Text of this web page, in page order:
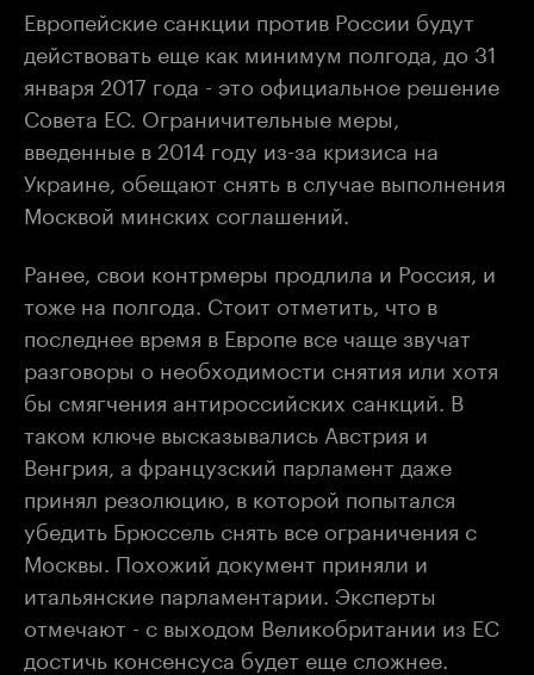
Европейские санкции против России будут
действовать еще как минимум полгода, до 31
января 2017 года - это официальное решение
Совета ЕС. Ограничительные меры,
введенные в 2014 году из-за кризиса на
Украине, обещают снять в случае выполнения
Москвой минских соглашений.
Ранее, свои контрмеры продлила и Россия, и
тоже на полгода. Стоит отметить, что в
последнее время в Европе все чаще звучат
разговоры о необходимости снятия или хотя
бы смягчения антироссийских санкций. В
таком ключе высказывались Австрия и
Венгрия, а французский парламент даже
принял резолюцию, в которой попытался
убедить Брюссель снять все ограничения с
Москвы. Похожий документ приняли и
итальянские парламентарии. Эксперты
отмечают - с выходом Великобритании из ЕС
достичь консенсуса будет еще сложнее.